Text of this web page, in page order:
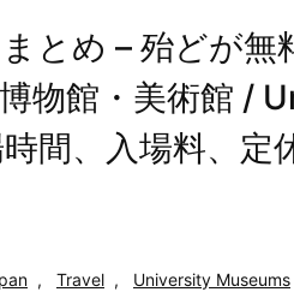
とめ – 殆どが
物館・美術館 /
間、入場料、定
, Travel , University Museums